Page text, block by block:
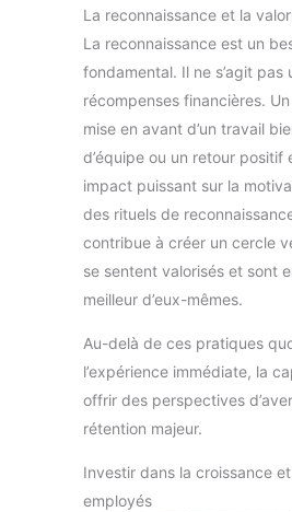
La reconnaissance et la
La reconnaissance est un
fondamental. Il ne s’agit pas
récompenses financières.
mise en avant d’un travail
d’équipe ou un retour positif
impact puissant sur la
des rituels de
contribue à créer un cercle
se sentent valorisés et sont
meilleur d’eux-mêmes.
Au-delà de ces pratiques
l’expérience immédiate, la
offrir des perspectives
rétention majeur.
Investir dans la croissance
employés